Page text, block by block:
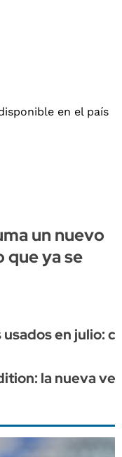
un nuevo
que ya se
en julio:
la nueva